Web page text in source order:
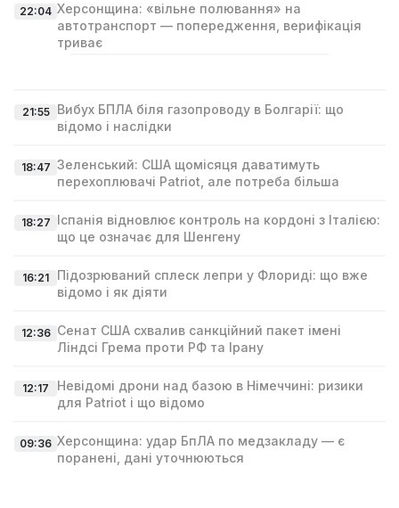
22:04 Херсонщина: «вільне полювання» на
автотранспорт — попередження, верифікація
триває
21:55
Вибух БПЛА біля газопроводу в Болгарії: що
відомо і наслідки
18:47 Зеленський: США щомісяця даватимуть
перехоплювачі Patriot, але потреба більша
18:27 Іспанія відновлює контроль на кордоні з Італією:
що це означає для Шенгену
16:21
Підозрюваний сплеск лепри у Флориді: що вже
відомо і як діяти
12:36 Сенат США схвалив санкційний пакет імені
Ліндсі Гремa проти РФ та Ірану
12:17
Невідомі дрони над базою в Німеччині: ризики
для Patriot і що відомо
09:36 Херсонщина: удар БпЛА по медзакладу — є
поранені, дані уточнюються